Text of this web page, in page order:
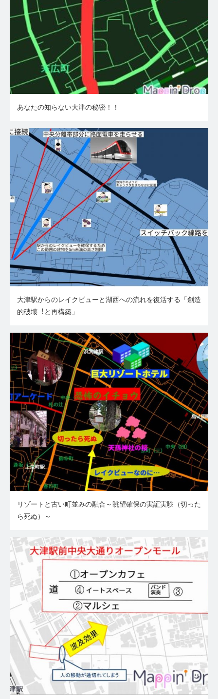
あなたの知らない大津の秘密！！
⼤津駅からのレイクビューと湖⻄への流れを復活する「創造
的破壊︕と再構築」
リゾートと古い町並みの融合～眺望確保の実証実験（切った
ら死ぬ）～